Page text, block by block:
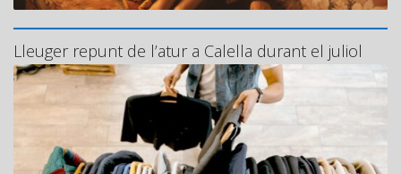
Lleuger repunt de l’atur a Calella durant el juliol